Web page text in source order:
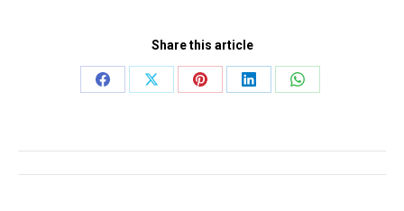
Share this article
Share
Share
Share
Share
Share
Navigation